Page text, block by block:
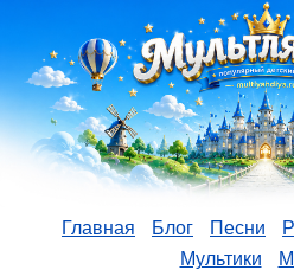
Главная Блог Песни
Мультики